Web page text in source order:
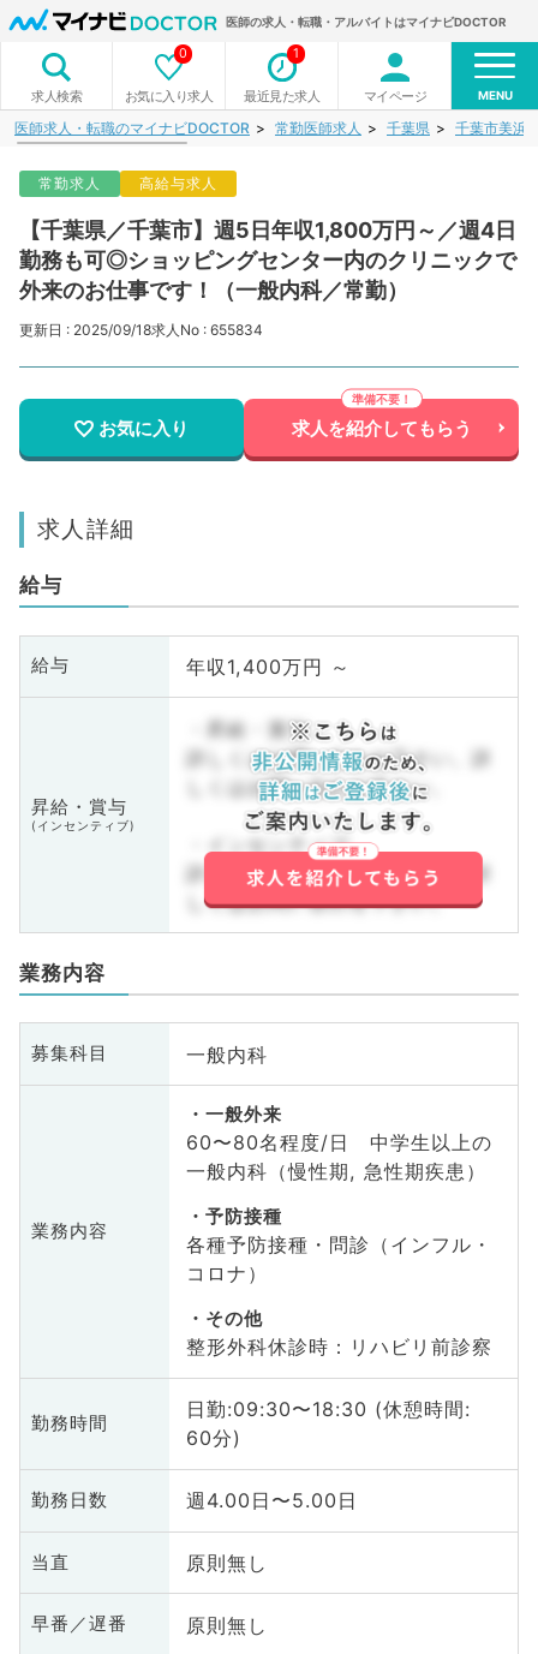
医師の求人・転職・アルバイトはマイナビDOCTOR
求人検索 お気に入り求人
0
最近見た求人
1
マイページ MENU
医師求人・転職のマイナビDOCTOR 常勤医師求人 千葉県 千葉市美浜
常勤求人 高給与求人
【千葉県／千葉市】週5日年収1,800万円～／週4日
勤務も可◎ショッピングセンター内のクリニックで
外来のお仕事です！（一般内科／常勤）
更新日 : 2025/09/18求人No : 655834
お気に入り 求人を紹介してもらう
求人詳細
給与
給与 年収1,400万円 ～
昇給・賞与
(インセンティブ)
・昇給・賞与
詳しくはお問い合わせ下さい。詳
しくはお問い合わせ下さい。
・インセンティブ
詳しくはお問い合わせ下さい。詳
しくはお問い合わせ下さい。
業務内容
募集科目 一般内科
業務内容
一般外来
60〜80名程度/日 中学生以上の
一般内科（慢性期, 急性期疾患）
予防接種
各種予防接種・問診（インフル・
コロナ）
その他
整形外科休診時：リハビリ前診察
勤務時間
日勤:09:30〜18:30 (休憩時間:
60分)
勤務日数 週4.00日〜5.00日
当直 原則無し
早番／遅番 原則無し